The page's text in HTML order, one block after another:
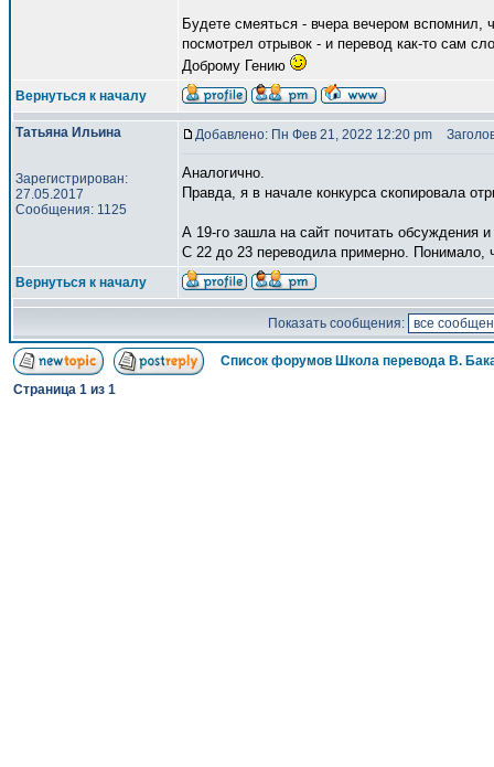
Будете смеяться - вчера вечером вспомнил,
посмотрел отрывок - и перевод как-то сам
Доброму Гению
Вернуться к началу
Татьяна Ильина
Зарегистрирован:
27.05.2017
Сообщения: 1125
Добавлено: Пн Фев 21, 2022 12:20 pm
Аналогично.
Правда, я в начале конкурса скопировала
А 19-го зашла на сайт почитать обсуждения
С 22 до 23 переводила примерно. Понимало,
Вернуться к началу
Показать сообщения:
Список форумов Школа перевода В.
Страница 1 из 1